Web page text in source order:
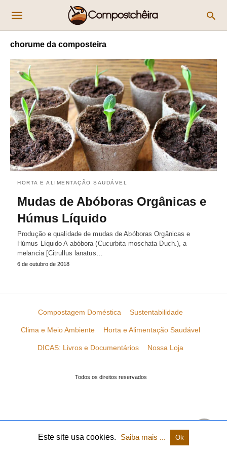
chorume da composteira
HORTA E ALIMENTAÇÃO SAUDÁVEL
Mudas de Abóboras Orgânicas e
Húmus Líquido
Produção e qualidade de mudas de Abóboras Orgânicas e
Húmus Líquido A abóbora (Cucurbita moschata Duch.), a
melancia [Citrullus lanatus…
6 de outubro de 2018
Compostagem Doméstica Sustentabilidade
Clima e Meio Ambiente Horta e Alimentação Saudável
DICAS: Livros e Documentários Nossa Loja
Todos os direitos reservados
Este site usa cookies. Saiba mais ... Ok